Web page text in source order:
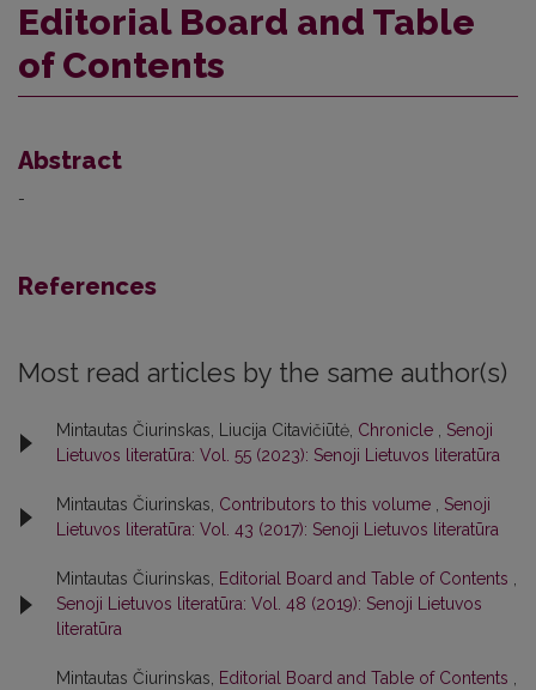
Editorial Board and Table
of Contents
Abstract
-
References
Most read articles by the same author(s)
Mintautas Čiurinskas, Liucija Citavičiūtė, Chronicle , Senoji
Lietuvos literatūra: Vol. 55 (2023): Senoji Lietuvos literatūra
Mintautas Čiurinskas, Contributors to this volume , Senoji
Lietuvos literatūra: Vol. 43 (2017): Senoji Lietuvos literatūra
Mintautas Čiurinskas, Editorial Board and Table of Contents ,
Senoji Lietuvos literatūra: Vol. 48 (2019): Senoji Lietuvos
literatūra
Mintautas Čiurinskas, Editorial Board and Table of Contents ,